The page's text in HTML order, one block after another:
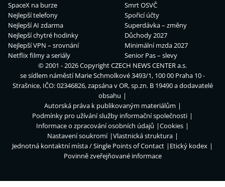
SpaceX na burze
Nejlepší telefony
Nejlepší AI zdarma
Nejlepší chytré hodinky
Nejlepší VPN – srovnání
Netflix filmy a seriály
Smrt OSVČ
Spořicí účty
Superdávka – změny
Důchody 2027
Minimální mzda 2027
Senior Pas – slevy
© 2001 - 2026 CopyrightCZECH NEWS CENTER a.s.
se sídlem náměstí Marie Schmolkové 3493/1, 100 00 Praha 10 -
Strašnice, IČO: 02346826, zapsána v OR, sp.zn. B 19490 a dodavatelé
obsahu
Autorská práva k publikovaným materiálům
Podmínky pro užívání služby informační společnosti
Informace o zpracování osobních údajů
Cookies
Nastavení soukromí
Vlastnická struktura
Jednotná kontaktní místa / Single Points of Contact
Etický kodex
Povinně zveřejňované informace